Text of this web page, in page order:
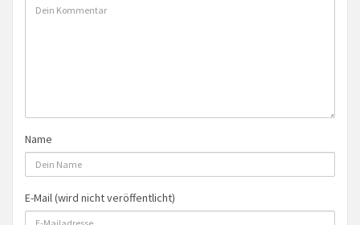
Name
E-Mail (wird nicht veröffentlicht)